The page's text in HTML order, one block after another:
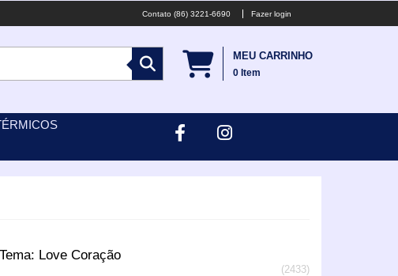
(86) 3221-6690 Fazer login
MEU CARRINHO
0 Item
Love Coração
(2433)